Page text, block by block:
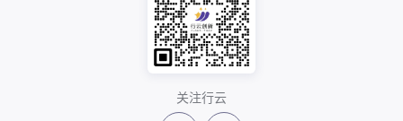
关注行云